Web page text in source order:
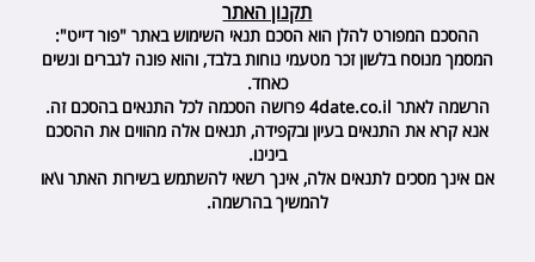
תקנון האתר
ההסכם המפורט להלן הוא הסכם תנאי השימוש באתר "פור דייט":
המסמך מנוסח בלשון זכר מטעמי נוחות בלבד, והוא פונה לגברים ונשים
כאחד.
הרשמה לאתר 4date.co.il פרושה הסכמה לכל התנאים בהסכם זה.
אנא קרא את התנאים בעיון ובקפידה, תנאים אלה מהווים את ההסכם
בינינו.
אם אינך מסכים לתנאים אלה, אינך רשאי להשתמש בשירות האתר ו\או
להמשיך בהרשמה.